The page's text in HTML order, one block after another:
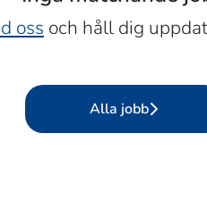
oss och håll dig
Alla jobb